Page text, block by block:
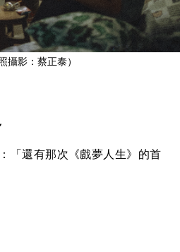
攝影：蔡正泰）
「還有那次《戲夢人生》的首